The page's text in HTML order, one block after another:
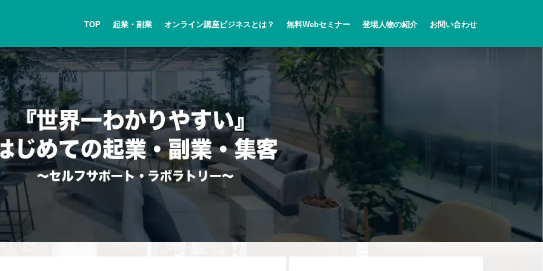
TOP 起業・副業 オンライン講座ビジネスとは？ 無料Webセミナー 登場人物の紹介 お問い合わせ